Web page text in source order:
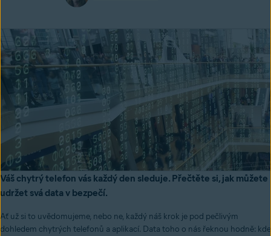
Váš chytrý telefon vás každý den sleduje. Přečtěte si, jak můžete
udržet svá data v bezpečí.
Ať už si to uvědomujeme, nebo ne, každý náš krok je pod pečlivým
dohledem chytrých telefonů a aplikací. Data toho o nás řeknou hodně: kde